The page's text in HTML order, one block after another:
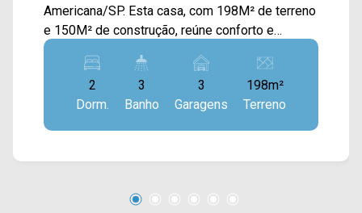
Americana/SP. Esta casa, com 198M² de terreno
e 150M² de construção, reúne conforto e
praticidade em um projeto bem distribuído, ideal
para o dia a dia. A área social conta com uma
ampla sala de estar integrada à sala de jantar e à
cozinha planejada, equipada com forno e
geladeira, proporcionando um ambiente
se destaca pelo espaço gourmet com
cenário agradável para momentos de lazer e
2
Dorm.
3
Banho
3
Garagens
198m²
Terreno